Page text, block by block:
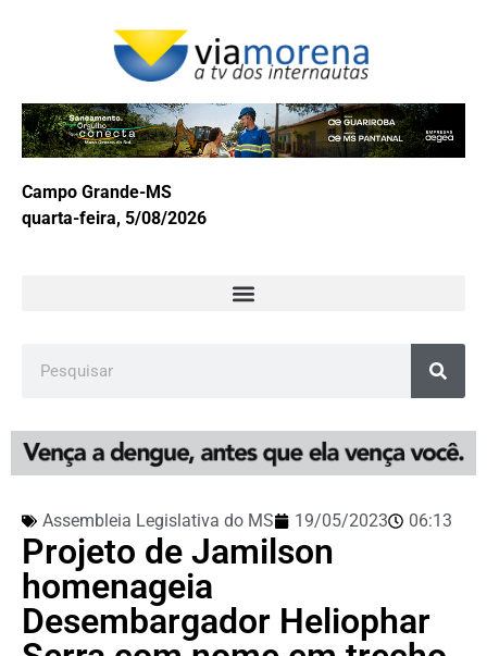
Campo Grande-MS
quarta-feira, 5/08/2026
Assembleia Legislativa do MS 19/05/2023 06:13
Projeto de Jamilson
homenageia
Desembargador Heliophar